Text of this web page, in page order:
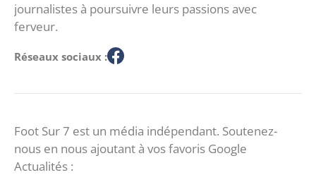
journalistes à poursuivre leurs passions avec
ferveur.
Réseaux sociaux :
Foot Sur 7 est un média indépendant. Soutenez-
nous en nous ajoutant à vos favoris Google
Actualités :